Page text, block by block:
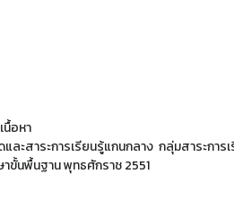
อหา
และสาระการเรียนรู้แกนกลาง กลุ่มสาระ
ขั้นพื้นฐาน พุทธศักราช 2551